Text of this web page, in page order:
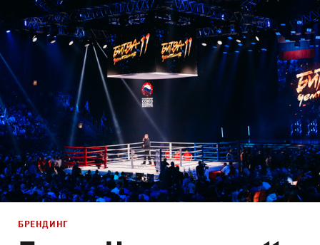
Брендинг телеканалов,Графический дизайн,Сет
БРЕНДИНГ